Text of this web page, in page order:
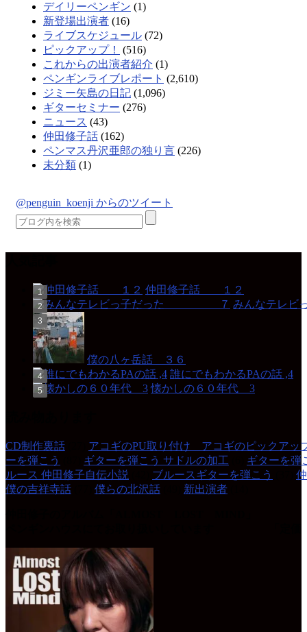
デイリーペンギン (1)
新登場出演者 (16)
ライブスケジュール (72)
ピックアップ！
(516)
これからの出演者紹介 (1)
ペンギンライブレポート (2,610)
ジミー矢島の日記 (1,096)
ギターセミナー (276)
ニュース (43)
仲田修子話 (162)
ペンマス丹沢亜郎の独り言 (226)
未分類 (1)
@penguin_koenji からのツイート
仲田修子話 １２
みんなテ
僕の八ヶ岳話 ３６
誰にでもわかるPAの話 ,4
懐かしの６０年代 3
CD制作裏話
アコギのPU取り付け アコギのピックアッ
ーを弾こう
ギターを弾こう サドルの加工
ギターを弾
ルース 仲田修子自伝小説
ブルースギターを弾こう
僕の吉祥寺話
僕らの北沢話 新出演者